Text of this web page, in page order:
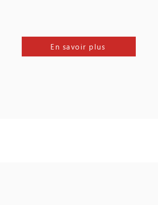
En savoir plus